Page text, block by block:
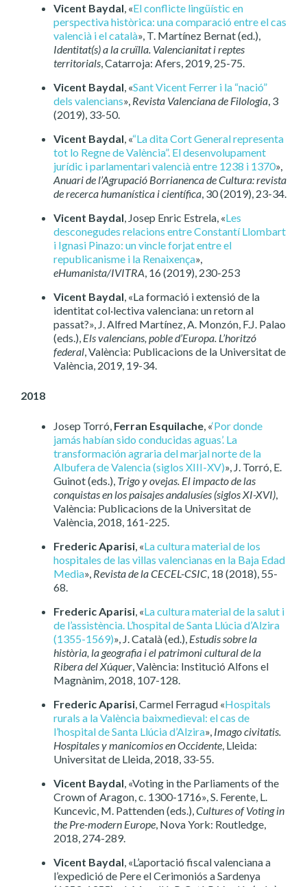
Vicent Baydal, «El conflicte lingüístic en
perspectiva històrica: una comparació entre el cas
valencià i el català», T. Martínez Bernat (ed.),
Identitat(s) a la cruïlla. Valencianitat i reptes
territorials, Catarroja: Afers, 2019, 25-75.
Vicent Baydal, «Sant Vicent Ferrer i la “nació”
dels valencians», Revista Valenciana de Filologia, 3
(2019), 33-50.
Vicent Baydal, «“La dita Cort General representa
tot lo Regne de València”. El desenvolupament
jurídic i parlamentari valencià entre 1238 i 1370»,
Anuari de l’Agrupació Borrianenca de Cultura: revista
de recerca humanística i científica, 30 (2019), 23-34.
Vicent Baydal, Josep Enric Estrela, «Les
desconegudes relacions entre Constantí Llombart
i Ignasi Pinazo: un vincle forjat entre el
republicanisme i la Renaixença»,
eHumanista/IVITRA, 16 (2019), 230-253
Vicent Baydal, «La formació i extensió de la
identitat col·lectiva valenciana: un retorn al
passat?», J. Alfred Martínez, A. Monzón, F.J. Palao
(eds.), Els valencians, poble d’Europa. L’horitzó
federal, València: Publicacions de la Universitat de
València, 2019, 19-34.
2018
Josep Torró, Ferran Esquilache, «‘Por donde
jamás habían sido conducidas aguas’. La
transformación agraria del marjal norte de la
Albufera de Valencia (siglos XIII-XV)», J. Torró, E.
Guinot (eds.), Trigo y ovejas. El impacto de las
conquistas en los paisajes andalusíes (siglos XI-XVI),
València: Publicacions de la Universitat de
València, 2018, 161-225.
Frederic Aparisi, «La cultura material de los
hospitales de las villas valencianas en la Baja Edad
Media», Revista de la CECEL-CSIC, 18 (2018), 55-
68.
Frederic Aparisi, «La cultura material de la salut i
de l’assistència. L’hospital de Santa Llúcia d’Alzira
(1355-1569)», J. Català (ed.), Estudis sobre la
història, la geografia i el patrimoni cultural de la
Ribera del Xúquer, València: Institució Alfons el
Magnànim, 2018, 107-128.
Frederic Aparisi, Carmel Ferragud «Hospitals
rurals a la València baixmedieval: el cas de
l’hospital de Santa Llúcia d’Alzira», Imago civitatis.
Hospitales y manicomios en Occidente, Lleida:
Universitat de Lleida, 2018, 33-55.
Vicent Baydal, «Voting in the Parliaments of the
Crown of Aragon, c. 1300-1716», S. Ferente, L.
Kuncevic, M. Pattenden (eds.),Cultures of Voting in
the Pre-modern Europe, Nova York: Routledge,
2018, 274-289.
Vicent Baydal, «L’aportació fiscal valenciana a
l’expedició de Pere el Cerimoniós a Sardenya